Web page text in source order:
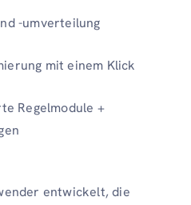
-umverteilung
mit einem Klick
Regelmodule +
entwickelt, die